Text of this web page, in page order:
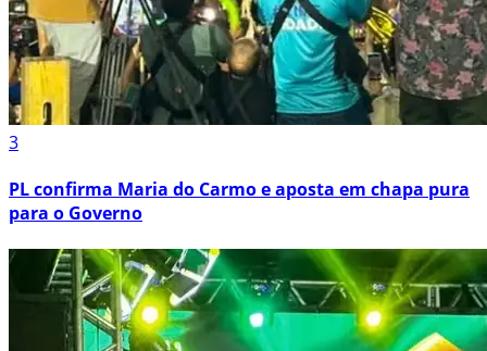
3
PL confirma Maria do Carmo e aposta em chapa pura
para o Governo